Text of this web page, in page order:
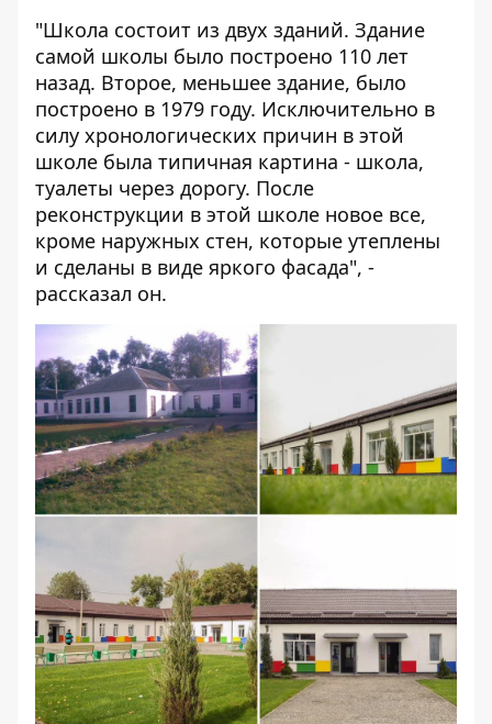
"Школа состоит из двух зданий. Здание
самой школы было построено 110 лет
назад. Второе, меньшее здание, было
построено в 1979 году. Исключительно в
силу хронологических причин в этой
школе была типичная картина - школа,
туалеты через дорогу. После
реконструкции в этой школе новое все,
кроме наружных стен, которые утеплены
и сделаны в виде яркого фасада", -
рассказал он.